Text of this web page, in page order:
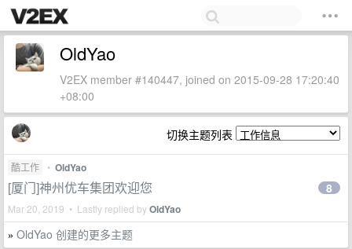
OldYao
V2EX member #140447, joined on 2015-09-28 17:20:40
+08:00
切换主题列表
酷工作 • OldYao
[厦门]神州优车集团欢迎您
Mar 20, 2019 • Lastly replied byOldYao
8
» OldYao 创建的更多主题